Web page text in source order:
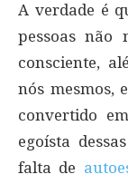
A verdade é
pessoas não
consciente,
nós mesmos,
convertido
egoísta
falta de